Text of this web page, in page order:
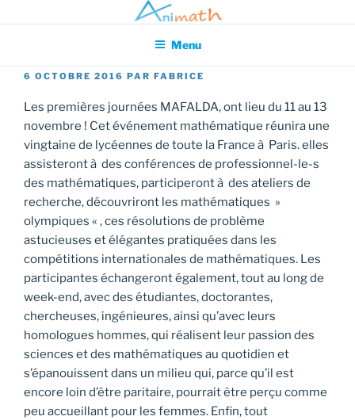
au
principal
Association pour l'Animation en Mathématiques
Menu
PUBLIÉ
6 OCTOBRE 2016 PAR FABRICE
Les premières journées MAFALDA, ont lieu du 11 au 13
novembre ! Cet événement mathématique réunira une
vingtaine de lycéennes de toute la France à Paris. elles
assisteront à des conférences de professionnel-le-s
des mathématiques, participeront à des ateliers de
recherche, découvriront les mathématiques »
olympiques « , ces résolutions de problème
astucieuses et élégantes pratiquées dans les
compétitions internationales de mathématiques. Les
participantes échangeront également, tout au long de
week-end, avec des étudiantes, doctorantes,
chercheuses, ingénieures, ainsi qu’avec leurs
homologues hommes, qui réalisent leur passion des
sciences et des mathématiques au quotidien et
s’épanouissent dans un milieu qui, parce qu’il est
encore loin d’être paritaire, pourrait être perçu comme
peu accueillant pour les femmes. Enfin, tout